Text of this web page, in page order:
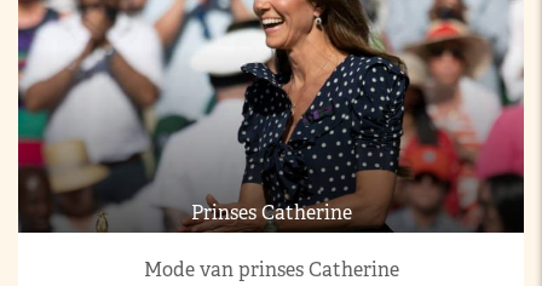
Prinses Catherine
Mode van prinses Catherine